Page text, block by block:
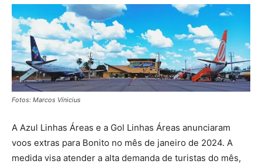
Fotos: Marcos Vínicius
A Azul Linhas Áreas e a Gol Linhas Áreas anunciaram
voos extras para Bonito no mês de janeiro de 2024. A
medida visa atender a alta demanda de turistas do mês,